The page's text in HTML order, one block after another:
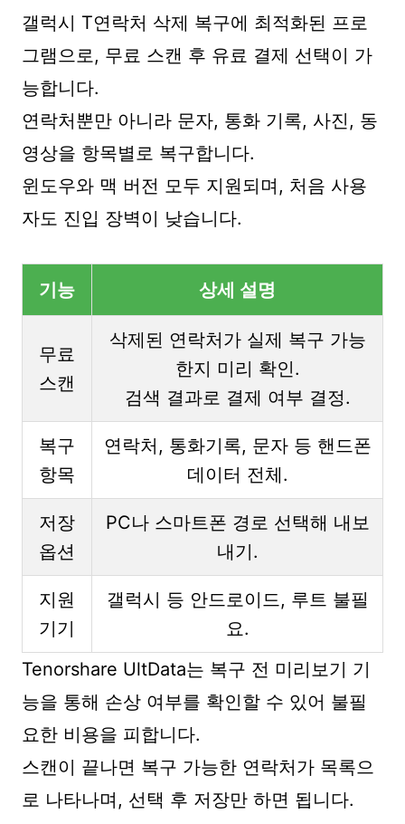
갤럭시 T연락처 삭제 복구에 최적화된 프로
그램으로, 무료 스캔 후 유료 결제 선택이 가
능합니다.
연락처뿐만 아니라 문자, 통화 기록, 사진, 동
영상을 항목별로 복구합니다.
윈도우와 맥 버전 모두 지원되며, 처음 사용
자도 진입 장벽이 낮습니다.
기능 상세 설명
무료
스캔
삭제된 연락처가 실제 복구 가능
한지 미리 확인.
검색 결과로 결제 여부 결정.
복구
항목
연락처, 통화기록, 문자 등 핸드폰
데이터 전체.
저장
옵션
PC나 스마트폰 경로 선택해 내보
내기.
지원
기기
갤럭시 등 안드로이드, 루트 불필
요.
Tenorshare UltData는 복구 전 미리보기 기
능을 통해 손상 여부를 확인할 수 있어 불필
요한 비용을 피합니다.
스캔이 끝나면 복구 가능한 연락처가 목록으
로 나타나며, 선택 후 저장만 하면 됩니다.